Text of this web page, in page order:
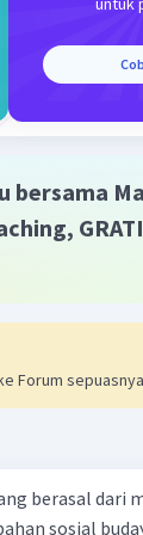
waktu
bergerak
𝑆′ adalah (1 −
bersama
Forum
berasal dari
sosial